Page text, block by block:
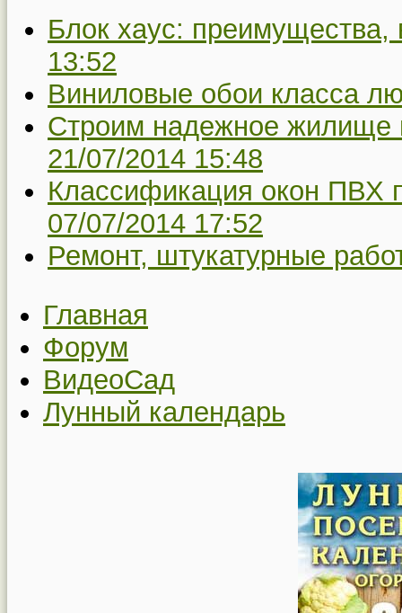
Блок хаус:
13:52
Виниловые обои класса
Строим надежное жилище
21/07/2014 15:48
Классификация окон ПВХ
07/07/2014 17:52
Ремонт, штукатурные
Главная
Форум
ВидеоСад
Лунный календарь